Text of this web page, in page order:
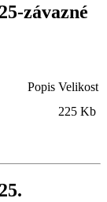
závazné
Popis Velikost
225 Kb